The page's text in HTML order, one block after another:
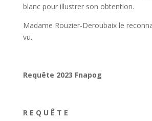
blanc pour illustrer son obtention.
Madame Rouzier-Deroubaix le
vu.
Requête 2023 Fnapog
R E Q U Ê T E